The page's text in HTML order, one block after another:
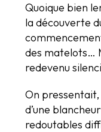
Quoique bien
la découverte
des matelots…
redevenu
On
d’une
redoutables